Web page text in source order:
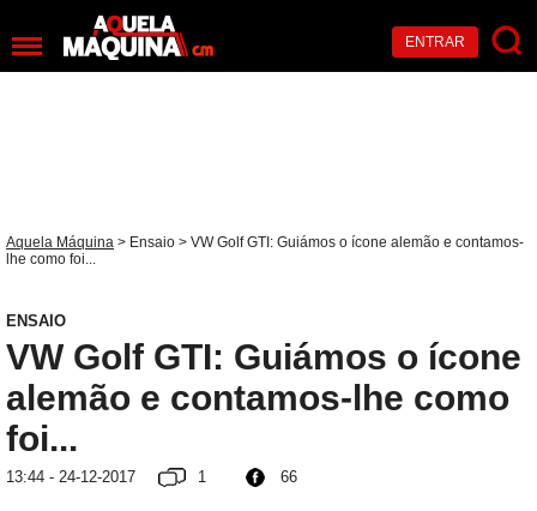
ENTRAR
Aquela Máquina > Ensaio > VW Golf GTI: Guiámos o ícone alemão e contamos-
lhe como foi...
ENSAIO
VW Golf GTI: Guiámos o ícone
alemão e contamos-lhe como
foi...
13:44 - 24-12-2017 1 66